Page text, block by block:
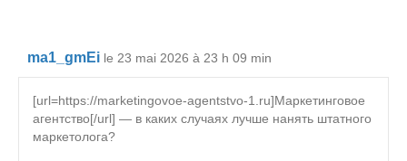
ma1_gmEi le 23 mai 2026 à 23 h 09 min
[url=https://marketingovoe-agentstvo-1.ru]Маркетинговое
агентство[/url] — в каких случаях лучше нанять штатного
маркетолога?